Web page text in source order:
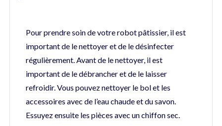
Pour prendre soin de votre robot pâtissier, il est
important de le nettoyer et de le désinfecter
régulièrement. Avant de le nettoyer, il est
important de le débrancher et de le laisser
refroidir. Vous pouvez nettoyer le bol et les
accessoires avec de l’eau chaude et du savon.
Essuyez ensuite les pièces avec un chiffon sec.